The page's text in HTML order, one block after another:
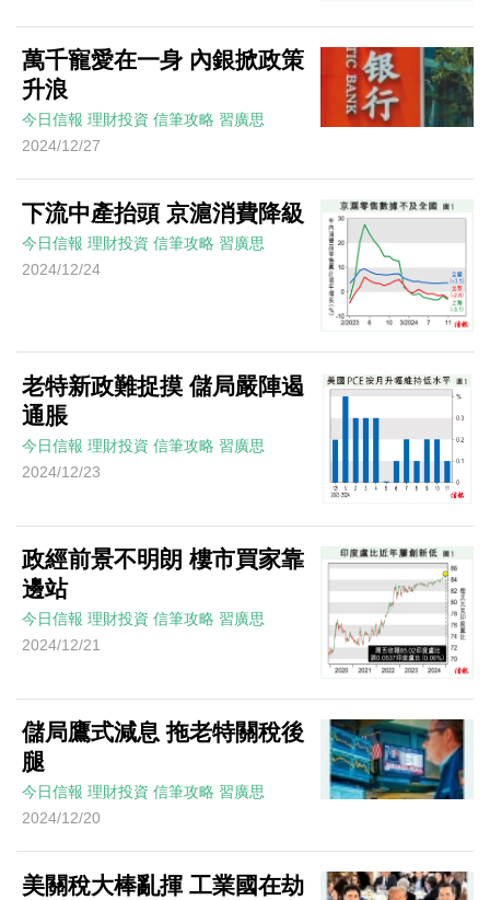
萬千寵愛在一身 內銀掀政策
升浪
今日信報 理財投資 信筆攻略 習廣思
2024/12/27
下流中產抬頭 京滬消費降級
今日信報 理財投資 信筆攻略 習廣思
2024/12/24
老特新政難捉摸 儲局嚴陣遏
通脹
今日信報 理財投資 信筆攻略 習廣思
2024/12/23
政經前景不明朗 樓市買家靠
邊站
今日信報 理財投資 信筆攻略 習廣思
2024/12/21
儲局鷹式減息 拖老特關稅後
腿
今日信報 理財投資 信筆攻略 習廣思
2024/12/20
美關稅大棒亂揮 工業國在劫